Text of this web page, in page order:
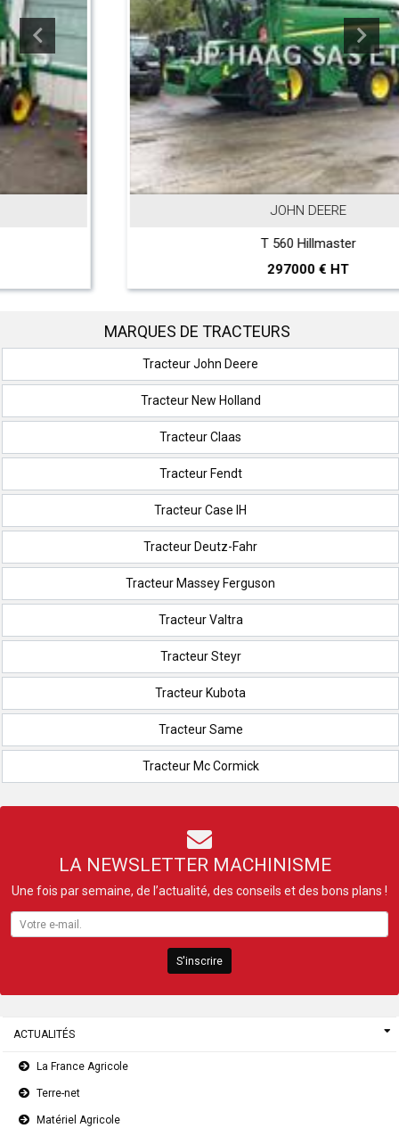
MARQUES DE TRACTEURS
Tracteur John Deere
Tracteur New Holland
Tracteur Claas
Tracteur Fendt
Tracteur Case IH
Tracteur Deutz-Fahr
Tracteur Massey Ferguson
Tracteur Valtra
Tracteur Steyr
Tracteur Kubota
Tracteur Same
Tracteur Mc Cormick
LA NEWSLETTER MACHINISME
Une fois par semaine, de l’actualité, des conseils et des bons plans !
S'inscrire
ACTUALITÉS
La France Agricole
Terre-net
Matériel Agricole